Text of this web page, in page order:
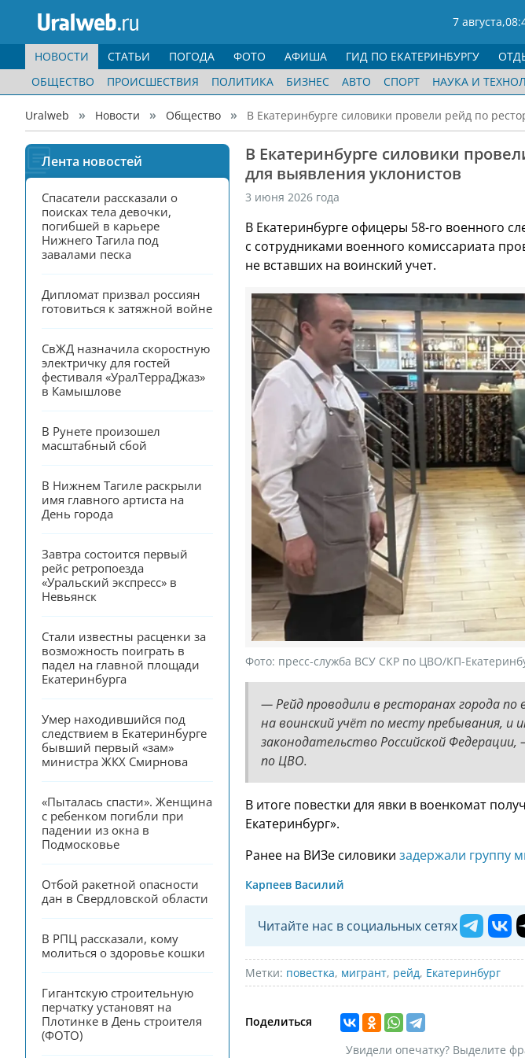
7 августа,
НОВОСТИ
ОБЩЕСТВО
ПРОИСШЕСТВИЯ ПОЛИТИКА БИЗНЕС АВТО СПОРТ НАУКА И
СТАТЬИ ПОГОДА ФОТО АФИША ГИД ПО ЕКАТЕРИНБУРГУ
Uralweb Новости Общество В Екатеринбурге силовики провели рейд по
Лента новостей
Спасатели рассказали о
поисках тела девочки,
погибшей в карьере
Нижнего Тагила под
завалами песка
Дипломат призвал россиян
готовиться к затяжной войне
СвЖД назначила скоростную
электричку для гостей
фестиваля «УралТерраДжаз»
в Камышлове
В Рунете произошел
масштабный сбой
В Нижнем Тагиле раскрыли
имя главного артиста на
День города
Завтра состоится первый
рейс ретропоезда
«Уральский экспресс» в
Невьянск
Стали известны расценки за
возможность поиграть в
падел на главной площади
Екатеринбурга
Умер находившийся под
следствием в Екатеринбурге
бывший первый «зам»
министра ЖКХ Смирнова
«Пыталась спасти». Женщина
с ребенком погибли при
падении из окна в
Подмосковье
Отбой ракетной опасности
дан в Свердловской области
В РПЦ рассказали, кому
молиться о здоровье кошки
Гигантскую строительную
перчатку установят на
Плотинке в День строителя
(ФОТО)
В Екатеринбурге силовики
для выявления уклонистов
3 июня 2026 года
В Екатеринбурге офицеры 58-го военного
с сотрудниками военного комиссариата
не вставших на воинский учет.
Фото: пресс-служба ВСУ СКР по ЦВО/КП-
— Рейд проводили в ресторанах города
на воинский учёт по месту пребывания,
законодательство Российской Федерации,
по ЦВО.
В итоге повестки для явки в военкомат
Екатеринбург».
Ранее на ВИЗе силовики задержали группу
Карпеев Василий
Читайте нас в социальных сетях
Метки: повестка, мигрант, рейд, Екатеринбург
Поделиться
Увидели опечатку? Выделите